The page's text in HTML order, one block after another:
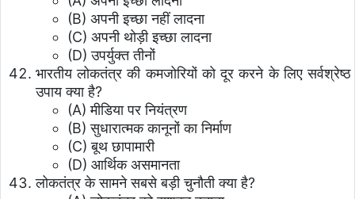
(B) अपनी इच्छा नहीं लादना
(C) अपनी थोड़ी इच्छा लादना
(D) उपर्युक्त तीनों
भारतीय लोकतंत्र की कमजोरियों को दूर करने के लिए सर्वश्रेष्ठ
उपाय क्या है?
(A) मीडिया पर नियंत्रण
(B) सुधारात्मक कानूनों का निर्माण
(C) बूथ छापामारी
(D) आर्थिक असमानता
लोकतंत्र के सामने सबसे बड़ी चुनौती क्या है?